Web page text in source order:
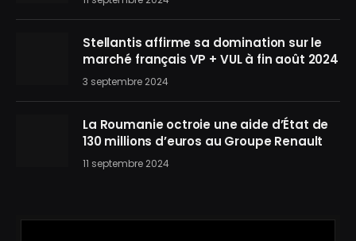
Stellantis affirme sa domination sur le
marché français VP + VUL à fin août 2024
3 septembre 2024
La Roumanie octroie une aide d’État de
130 millions d’euros au Groupe Renault
11 septembre 2024